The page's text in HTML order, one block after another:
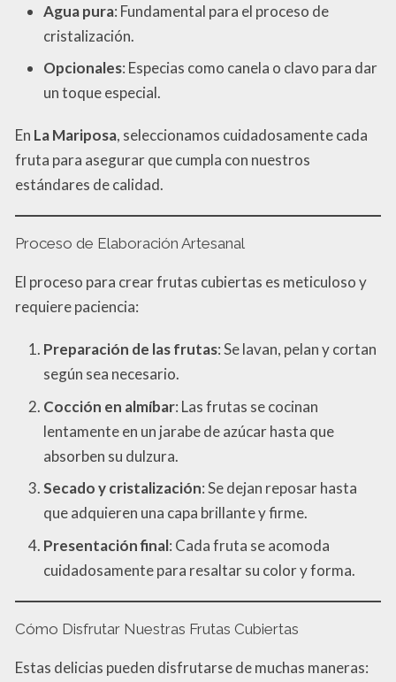
Agua pura: Fundamental para el proceso de
cristalización.
Opcionales: Especias como canela o clavo para dar
un toque especial.
En La Mariposa, seleccionamos cuidadosamente cada
fruta para asegurar que cumpla con nuestros
estándares de calidad.
Proceso de Elaboración Artesanal
El proceso para crear frutas cubiertas es meticuloso y
requiere paciencia:
Preparación de las frutas: Se lavan, pelan y cortan
según sea necesario.
Cocción en almíbar: Las frutas se cocinan
lentamente en un jarabe de azúcar hasta que
absorben su dulzura.
Secado y cristalización: Se dejan reposar hasta
que adquieren una capa brillante y firme.
Presentación final: Cada fruta se acomoda
cuidadosamente para resaltar su color y forma.
Cómo Disfrutar Nuestras Frutas Cubiertas
Estas delicias pueden disfrutarse de muchas maneras: